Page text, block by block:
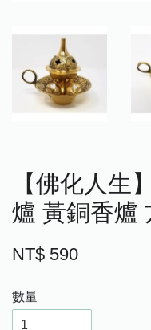
【佛化人生
爐 黃銅香爐
NT$ 590
數量